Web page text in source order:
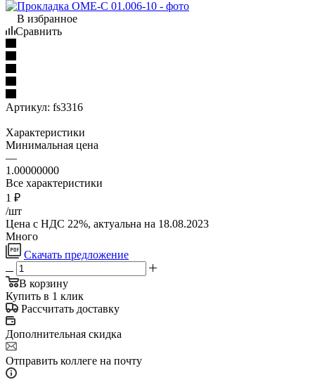
В избранное
Сравнить
Артикул: fs3316
Характеристики
Минимальная цена
—
1.00000000
Все характеристики
1 ₽
/шт
Цена с НДС 22%, актуальна на 18.08.2023
Много
Скачать предложение
В корзину
Купить в 1 клик
Рассчитать доставку
Дополнительная скидка
Отправить коллеге на почту